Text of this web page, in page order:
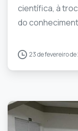
científica, à
do
23 de fevereiro